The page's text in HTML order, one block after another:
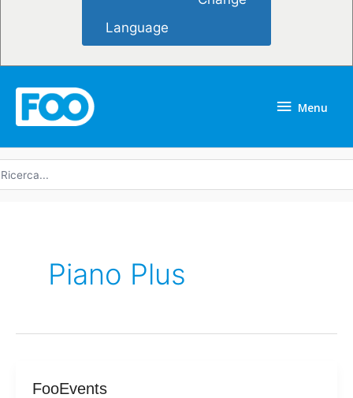
Language
Menu
Piano Plus
FooEvents
FooEvents